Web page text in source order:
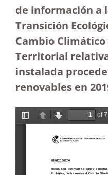
de información a
Transición
Cambio
Territorial
instalada
renovables en